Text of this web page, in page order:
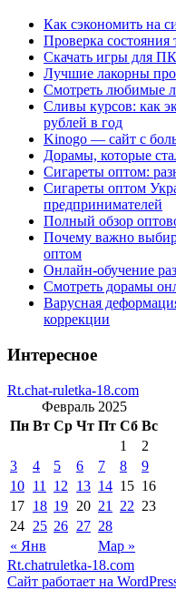
Как сэкономить на
Проверка
Скачать игры для
Лучшие лакорны
Смотреть любимые
Сливы курсов: как
рублей в год
Kinogo — сайт с
Дорамы, которые
Сигареты оптом:
Сигареты оптом
предпринимателей
Полный обзор
Почему важно
оптом
Онлайн-обучение
Смотреть дорамы
Варусная
коррекции
Интересное
Rt.chat-ruletka-18.com
Февраль 2025
Пн Вт Ср Чт Пт Сб Вс
« Янв Мар »
1
2
3
4 5 6 7 8
9
10 11 12 13 14 15 16
17 18 19 20 21 22 23
24 25 26 27 28
Rt.chatruletka-18.com
Сайт работает на